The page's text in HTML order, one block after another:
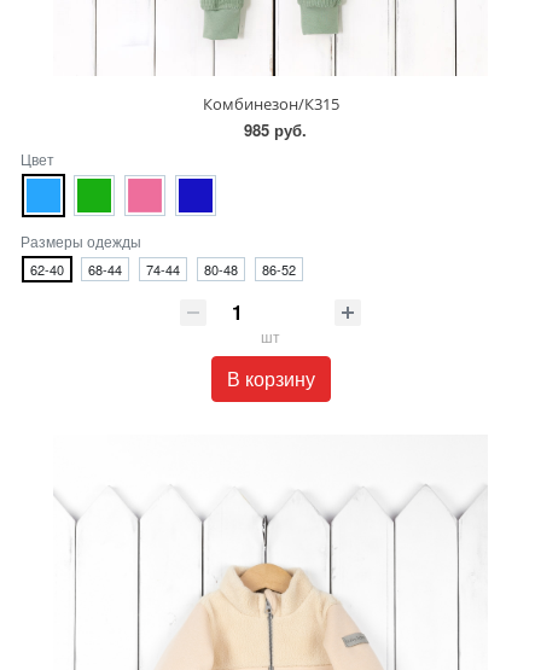
Комбинезон/К315
985 руб.
Цвет
Размеры одежды
62-40 68-44 74-44 80-48 86-52
шт
В корзину